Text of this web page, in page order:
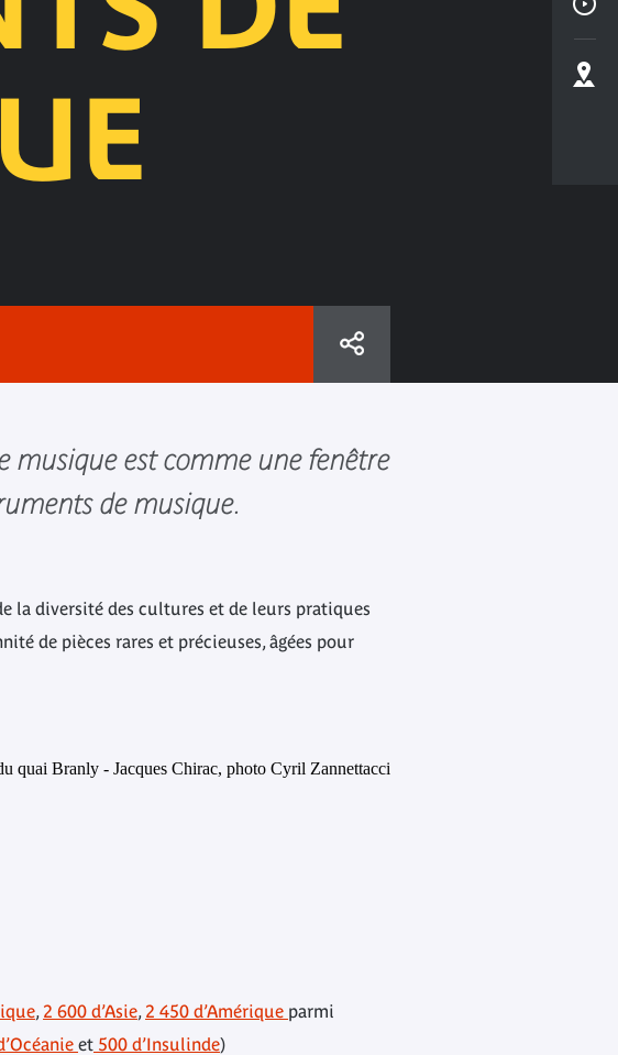
musique est comme une fenêtre
de musique.
la diversité des cultures et de leurs pratiques
de pièces rares et précieuses, âgées pour
, 2 600 d’Asie, 2 450 d’Amérique parmi
et 500 d’Insulinde)